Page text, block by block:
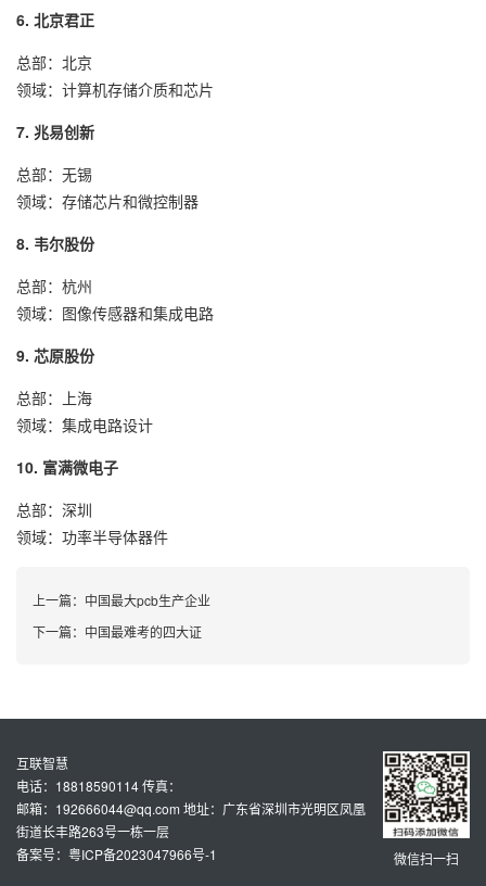
6. 北京君正
总部：北京
领域：计算机存储介质和芯片
7. 兆易创新
总部：无锡
领域：存储芯片和微控制器
8. 韦尔股份
总部：杭州
领域：图像传感器和集成电路
9. 芯原股份
总部：上海
领域：集成电路设计
10. 富满微电子
总部：深圳
领域：功率半导体器件
上一篇： 中国最大pcb生产企业
下一篇： 中国最难考的四大证
微信扫一扫
互联智慧
电话：18818590114 传真：
邮箱：192666044@qq.com 地址：广东省深圳市光明区凤凰
街道长丰路263号一栋一层
备案号：粤ICP备2023047966号-1